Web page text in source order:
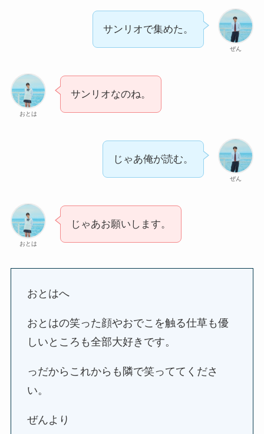
ぜん
サンリオで集めた。
おとは
サンリオなのね。
ぜん
じゃあ俺が読む。
おとは
じゃあお願いします。
おとはへ
おとはの笑った顔やおでこを触る仕草も優
しいところも全部大好きです。
っだからこれからも隣で笑っててくださ
い。
ぜんより